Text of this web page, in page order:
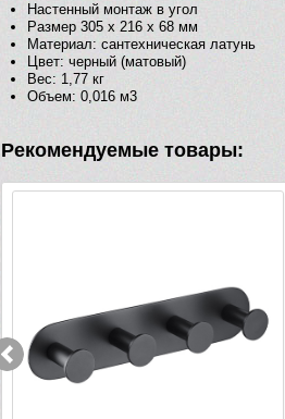
Настенный монтаж в угол
Размер 305 х 216 х 68 мм
Материал: сантехническая латунь
Цвет: черный (матовый)
Вес: 1,77 кг
Объем: 0,016 м3
Рекомендуемые товары: